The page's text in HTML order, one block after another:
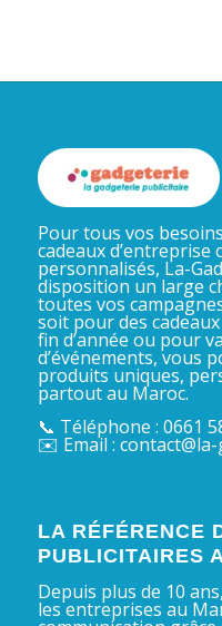
Pour tous vos
cadeaux d’entreprise
personnalisés, La-
disposition un large
toutes vos
soit pour des cadeaux
fin d’année ou pour
d’événements, vous
produits uniques,
partout au Maroc.
📞 Téléphone : 0661
✉️ Email :
LA RÉFÉRENCE
PUBLICITAIRES
Depuis plus de 10
les entreprises au